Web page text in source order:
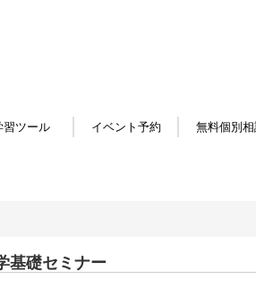
習ツール イベント予約 無料個別相
基礎セミナー